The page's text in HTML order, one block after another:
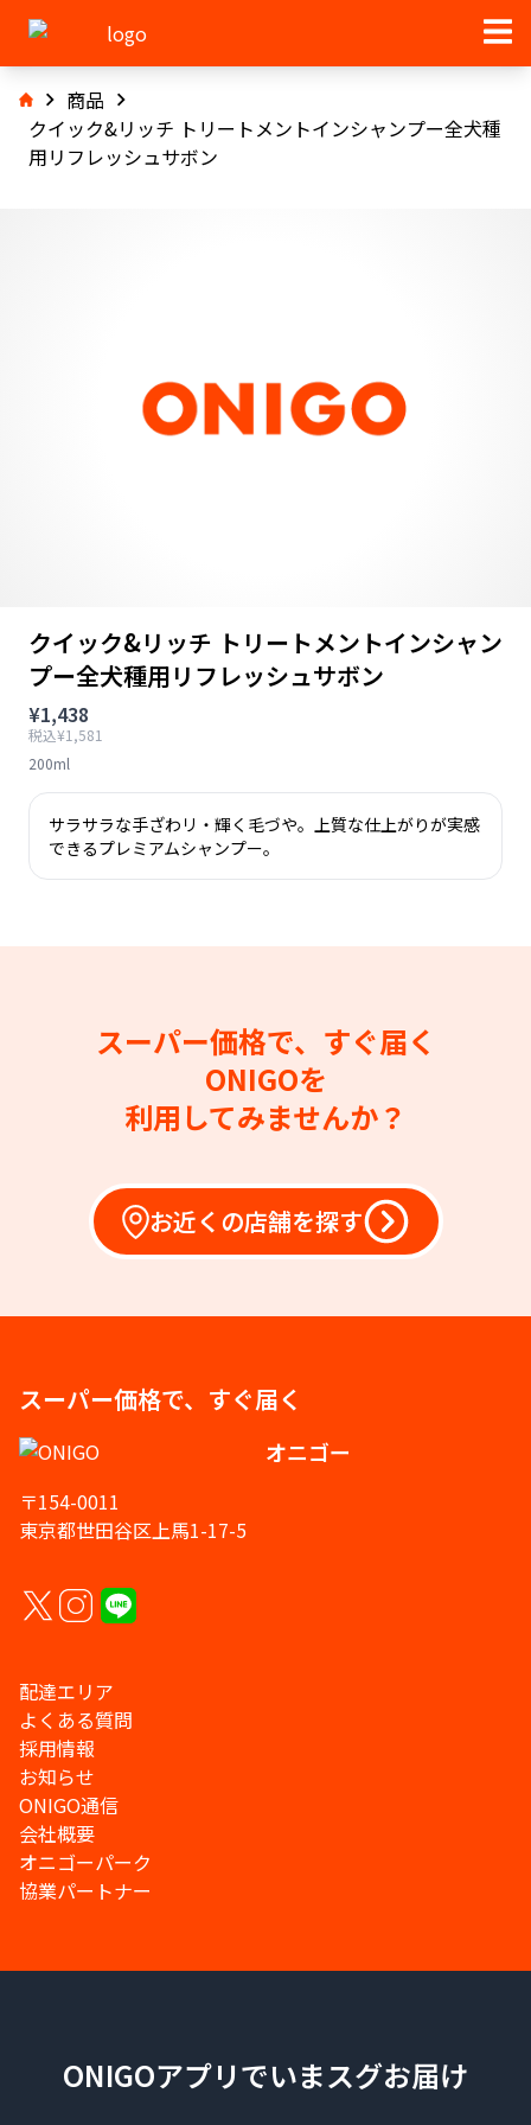
商品
クイック&リッチ トリートメントインシャンプー全犬種
用リフレッシュサボン
クイック&リッチ トリートメントインシャン
プー全犬種用リフレッシュサボン
¥1,438
税込¥1,581
200ml
サラサラな手ざわリ・輝く毛づや。上質な仕上がりが実感
できるプレミアムシャンプー。
スーパー価格で、すぐ届く
ONIGOを
利用してみませんか？
お近くの店舗を探す
スーパー価格で、すぐ届く
オニゴー
〒154-0011
東京都世田谷区上馬1-17-5
配達エリア
よくある質問
採用情報
お知らせ
ONIGO通信
会社概要
オニゴーパーク
協業パートナー
ONIGOアプリでいまスグお届け